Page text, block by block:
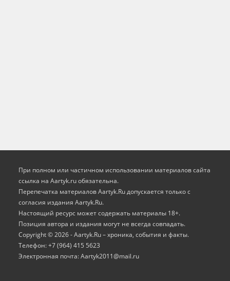
При полном или частичном использовании материалов сайта
ссылка на Aartyk.ru oбязательна.
Перепечатка материалов Aartyk.Ru допускается только с
согласия издания Aartyk.Ru.
Настоящий ресурс может содержать материалы 18+.
Позиция автора и издания могут не всегда совпадать.
Copyright © 2026 - Aartyk.Ru – хроника, события и факты.
Телефон: +7 (964) 415 5623
Электронная почта: Aartyk2011@mail.ru